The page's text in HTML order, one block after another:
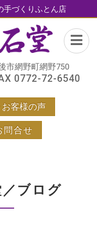
づくりふとん店
市網野町網野750
0772-72-6540
お客様の声
問合せ
ブログ